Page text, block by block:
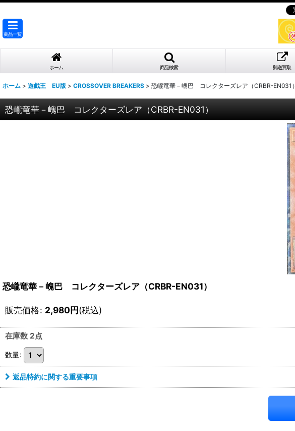
商品一覧
ホーム 商品検索 郵送買取
ホーム > 遊戯王 EU版 > CROSSOVER BREAKERS > 恐巄竜華－㟴巴 コレクターズレア（CRBR-EN031）
恐巄竜華－㟴巴 コレクターズレア（CRBR-EN031）
恐巄竜華－㟴巴 コレクターズレア（CRBR-EN031）
販売価格: 2,980円(税込)
在庫数 2点
数量:
返品特約に関する重要事項